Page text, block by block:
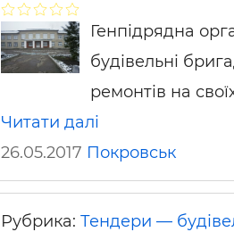
Генпідрядна
будівельні
ремонтів на
Читати далі
26.05.2017 Покровськ
Рубрика: Тендери —